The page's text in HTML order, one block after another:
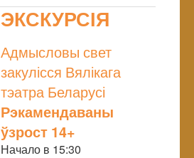
ЭКСКУРСІЯ
Адмысловы свет
закулісся Вялікага
тэатра Беларусі
Рэкамендаваны
ўзрост 14+
Начало в 15:30